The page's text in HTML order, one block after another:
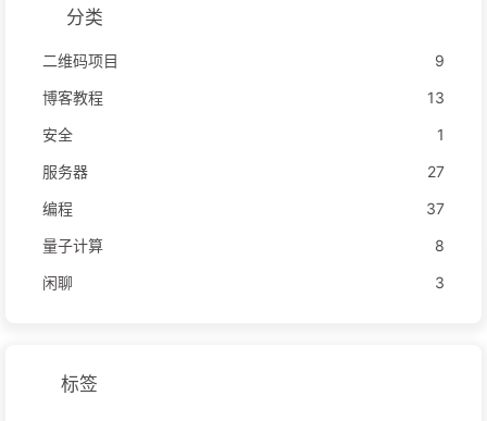
分类
二维码项目
9
博客教程
13
安全
1
服务器
27
编程
37
量子计算
8
闲聊
3
标签